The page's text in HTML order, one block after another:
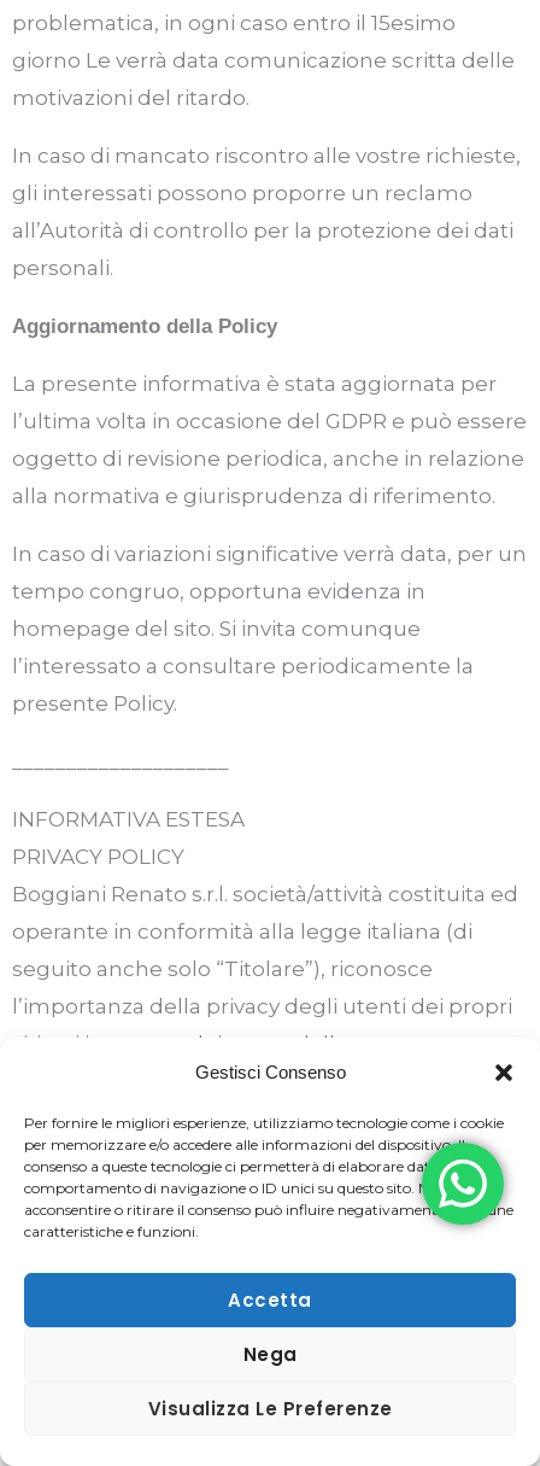
Gestisci Consenso
Per fornire le migliori esperienze, utilizziamo tecnologie come i cookie
per memorizzare e/o accedere alle informazioni del dispositivo. Il
consenso a queste tecnologie ci permetterà di elaborare dati come il
comportamento di navigazione o ID unici su questo sito. Non
acconsentire o ritirare il consenso può influire negativamente su alcune
caratteristiche e funzioni.
Accetta
Nega
Visualizza Le Preferenze
problematica, in ogni caso entro il 15esimo
giorno Le verrà data comunicazione scritta delle
motivazioni del ritardo.
In caso di mancato riscontro alle vostre richieste,
gli interessati possono proporre un reclamo
all’Autorità di controllo per la protezione dei dati
personali.
Aggiornamento della Policy
La presente informativa è stata aggiornata per
l’ultima volta in occasione del GDPR e può essere
oggetto di revisione periodica, anche in relazione
alla normativa e giurisprudenza di riferimento.
In caso di variazioni significative verrà data, per un
tempo congruo, opportuna evidenza in
homepage del sito. Si invita comunque
l’interessato a consultare periodicamente la
presente Policy.
INFORMATIVA ESTESA
PRIVACY POLICY
Boggiani Renato s.r.l. società/attività costituita ed
operante in conformità alla legge italiana (di
seguito anche solo “Titolare”), riconosce
l’importanza della privacy degli utenti dei propri
siti e si impegna al rispetto della stessa.
Con la presente privacy policy (di seguito,
“Privacy Policy”) riferita al sito
www.boggianirenato.it (di seguito il “Sito”), il
Titolare si propone di fornire agli utenti
indicazioni relative a se stesso, le informazioni
personali raccolte attraverso il Sito, le finalità e le
modalità per cui tali informazioni vengono
trattate, i soggetti terzi coinvolti nel trattamento,
sicurezza adottate al fine di proteggere e